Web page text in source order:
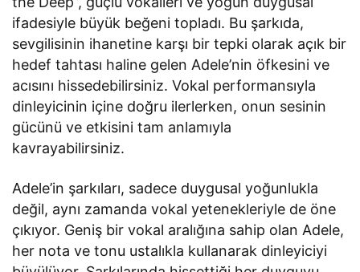
ifadesiyle büyük beğeni topladı. Bu şarkıda,
sevgilisinin ihanetine karşı bir tepki olarak açık bir
hedef tahtası haline gelen Adele’nin öfkesini ve
acısını hissedebilirsiniz. Vokal performansıyla
dinleyicinin içine doğru ilerlerken, onun sesinin
gücünü ve etkisini tam anlamıyla
kavrayabilirsiniz.
Adele’in şarkıları, sadece duygusal yoğunlukla
değil, aynı zamanda vokal yetenekleriyle de öne
çıkıyor. Geniş bir vokal aralığına sahip olan Adele,
her nota ve tonu ustalıkla kullanarak dinleyiciyi